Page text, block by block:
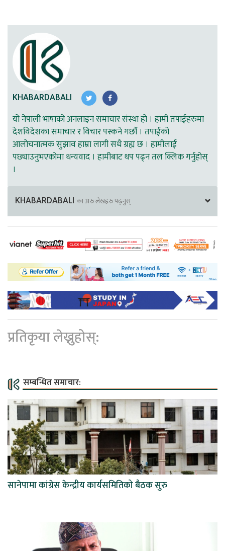
KHABARDABALI
यो नेपाली भाषाको अनलाइन समाचार संस्था हो । हामी तपाईहरुमा
देशविदेशका समाचार र विचार पस्कने गर्छौ । तपाईको
आलोचनात्मक सुझाव हाम्रा लागी सधै ग्रह्य छ । हामीलाई
पछ्याउनुभएकोमा धन्यवाद । हामीबाट थप पढ्न तल क्लिक गर्नुहोस्
।
KHABARDABALI का अरु लेखहरु पढ्नुस्
प्रतिकृया लेख्नुहोस्:
सम्बन्धित समाचार:
सानेपामा कांग्रेस केन्द्रीय कार्यसमितिको बैठक सुरु